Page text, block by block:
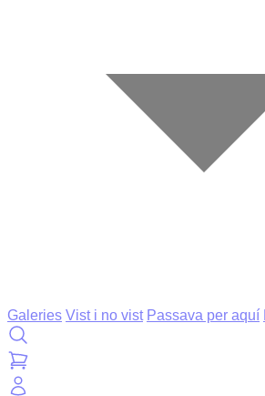
Galeries Vist i no vist Passava per aquí